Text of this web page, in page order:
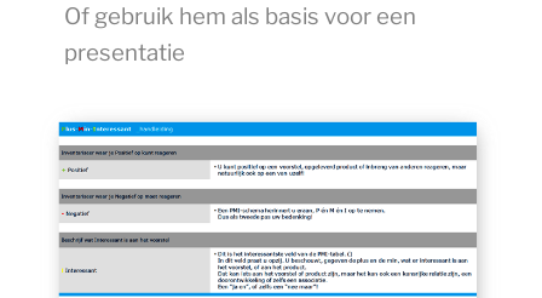
Of gebruik hem als basis voor een
presentatie